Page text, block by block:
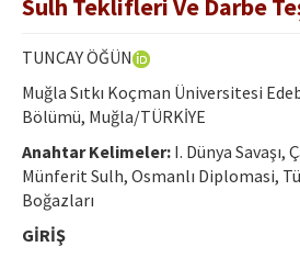
Yazar Rehberi
Hakem Rehberi
İletişim
Sulh Teklifleri Ve Darbe
TUNCAY ÖĞÜN
Muğla Sıtkı Koçman Üniversitesi
Bölümü, Muğla/TÜRKİYE
Anahtar Kelimeler: I. Dünya Savaşı,
Münferit Sulh, Osmanlı Diplomasi,
Boğazları
GİRİŞ